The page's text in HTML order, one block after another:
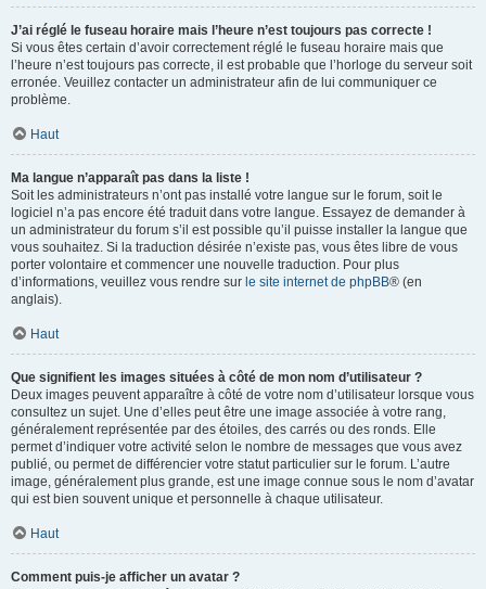
J’ai réglé le fuseau horaire mais l’heure n’est toujours pas correcte !
Si vous êtes certain d’avoir correctement réglé le fuseau horaire mais que
l’heure n’est toujours pas correcte, il est probable que l’horloge du serveur soit
erronée. Veuillez contacter un administrateur afin de lui communiquer ce
problème.
Haut
Ma langue n’apparaît pas dans la liste !
Soit les administrateurs n’ont pas installé votre langue sur le forum, soit le
logiciel n’a pas encore été traduit dans votre langue. Essayez de demander à
un administrateur du forum s’il est possible qu’il puisse installer la langue que
vous souhaitez. Si la traduction désirée n’existe pas, vous êtes libre de vous
porter volontaire et commencer une nouvelle traduction. Pour plus
d’informations, veuillez vous rendre sur le site internet de phpBB® (en
anglais).
Haut
Que signifient les images situées à côté de mon nom d’utilisateur ?
Deux images peuvent apparaître à côté de votre nom d’utilisateur lorsque vous
consultez un sujet. Une d’elles peut être une image associée à votre rang,
généralement représentée par des étoiles, des carrés ou des ronds. Elle
permet d’indiquer votre activité selon le nombre de messages que vous avez
publié, ou permet de différencier votre statut particulier sur le forum. L’autre
image, généralement plus grande, est une image connue sous le nom d’avatar
qui est bien souvent unique et personnelle à chaque utilisateur.
Haut
Comment puis-je afficher un avatar ?